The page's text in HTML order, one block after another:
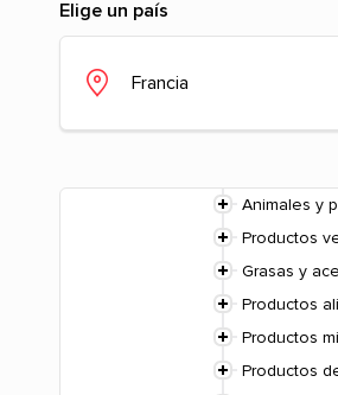
Elige un país
Animales y
Productos
Grasas y
Productos
Productos
Productos